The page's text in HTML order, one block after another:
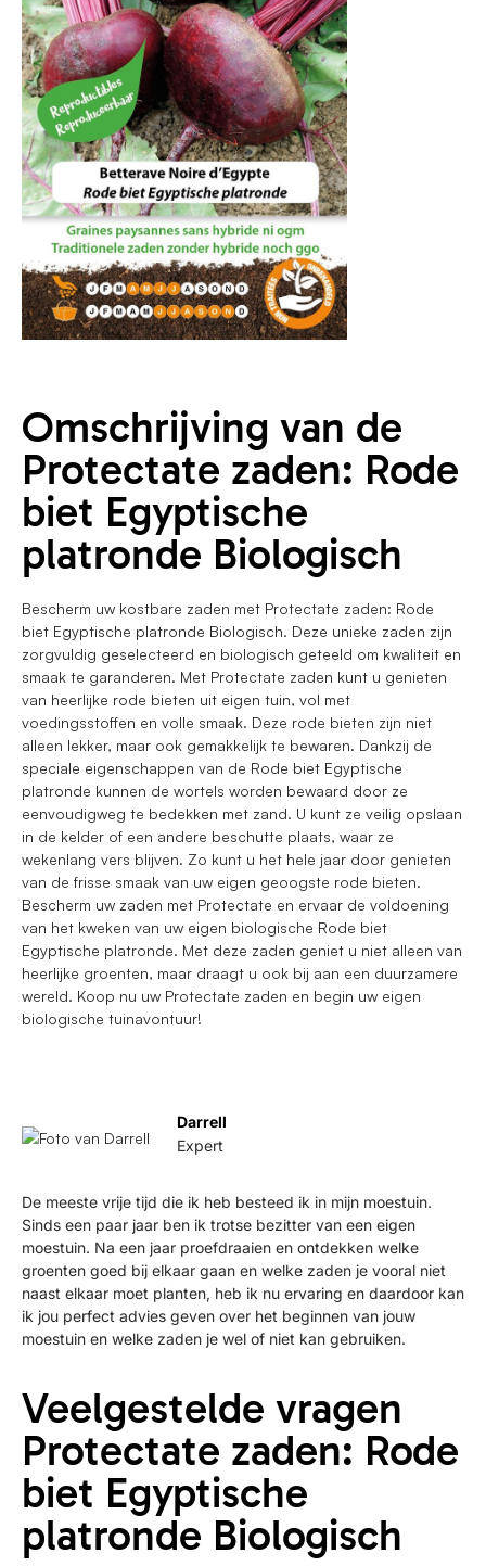
Omschrijving van de
Protectate zaden: Rode
biet Egyptische
platronde Biologisch
Bescherm uw kostbare zaden met Protectate zaden: Rode
biet Egyptische platronde Biologisch. Deze unieke zaden zijn
zorgvuldig geselecteerd en biologisch geteeld om kwaliteit en
smaak te garanderen. Met Protectate zaden kunt u genieten
van heerlijke rode bieten uit eigen tuin, vol met
voedingsstoffen en volle smaak. Deze rode bieten zijn niet
alleen lekker, maar ook gemakkelijk te bewaren. Dankzij de
speciale eigenschappen van de Rode biet Egyptische
platronde kunnen de wortels worden bewaard door ze
eenvoudigweg te bedekken met zand. U kunt ze veilig opslaan
in de kelder of een andere beschutte plaats, waar ze
wekenlang vers blijven. Zo kunt u het hele jaar door genieten
van de frisse smaak van uw eigen geoogste rode bieten.
Bescherm uw zaden met Protectate en ervaar de voldoening
van het kweken van uw eigen biologische Rode biet
Egyptische platronde. Met deze zaden geniet u niet alleen van
heerlijke groenten, maar draagt u ook bij aan een duurzamere
wereld. Koop nu uw Protectate zaden en begin uw eigen
biologische tuinavontuur!
Darrell
Expert
De meeste vrije tijd die ik heb besteed ik in mijn moestuin.
Sinds een paar jaar ben ik trotse bezitter van een eigen
moestuin. Na een jaar proefdraaien en ontdekken welke
groenten goed bij elkaar gaan en welke zaden je vooral niet
naast elkaar moet planten, heb ik nu ervaring en daardoor kan
ik jou perfect advies geven over het beginnen van jouw
moestuin en welke zaden je wel of niet kan gebruiken.
Veelgestelde vragen
Protectate zaden: Rode
biet Egyptische
platronde Biologisch